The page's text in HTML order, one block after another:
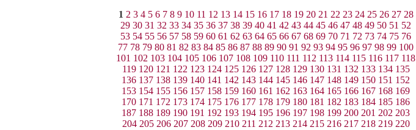
1 2 3 4 5 6 7 8 9 10 11 12 13 14 15 16 17 18 19 20 21 22 23 24 25 26 27 28
29 30 31 32 33 34 35 36 37 38 39 40 41 42 43 44 45 46 47 48 49 50 51 52
53 54 55 56 57 58 59 60 61 62 63 64 65 66 67 68 69 70 71 72 73 74 75 76
77 78 79 80 81 82 83 84 85 86 87 88 89 90 91 92 93 94 95 96 97 98 99 100
101 102 103 104 105 106 107 108 109 110 111 112 113 114 115 116 117 118
119 120 121 122 123 124 125 126 127 128 129 130 131 132 133 134 135
136 137 138 139 140 141 142 143 144 145 146 147 148 149 150 151 152
153 154 155 156 157 158 159 160 161 162 163 164 165 166 167 168 169
170 171 172 173 174 175 176 177 178 179 180 181 182 183 184 185 186
187 188 189 190 191 192 193 194 195 196 197 198 199 200 201 202 203
204 205 206 207 208 209 210 211 212 213 214 215 216 217 218 219 220